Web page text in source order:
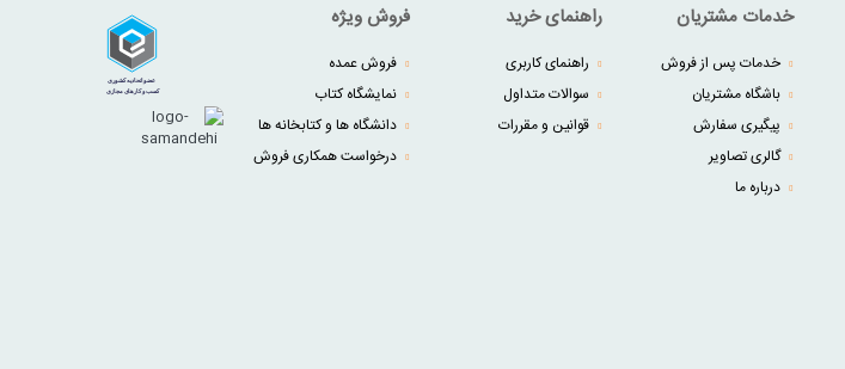
خدمات مشتریان
خدمات پس از فروش
باشگاه مشتریان
پیگیری سفارش
گالری تصاویر
درباره ما
راهنمای خرید
راهنمای کاربری
سوالات متداول
قوانین و مقررات
فروش ویژه
فروش عمده
نمایشگاه کتاب
دانشگاه ها و کتابخانه ها
درخواست همکاری فروش